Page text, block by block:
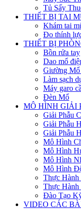
Tủ Sấy
THIẾT BỊ TAI
Khám tai
Đo thính
THIẾT BỊ
Bồn rửa tay
Dao mổ
Giường Mổ
Làm sạch
Máy garo
Đèn Mổ
MÔ HÌNH GIẢI
Giải Phẫu
Giải Phẫu
Giải Phẫu
Mô Hình
Mô Hình
Mô Hình
Mô Hình
Thực Hành
Thực
Đào Tạo
VIDEO CÁC